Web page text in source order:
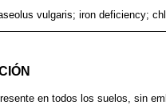
vulgaris; iron deficiency;
en todos los suelos, sin